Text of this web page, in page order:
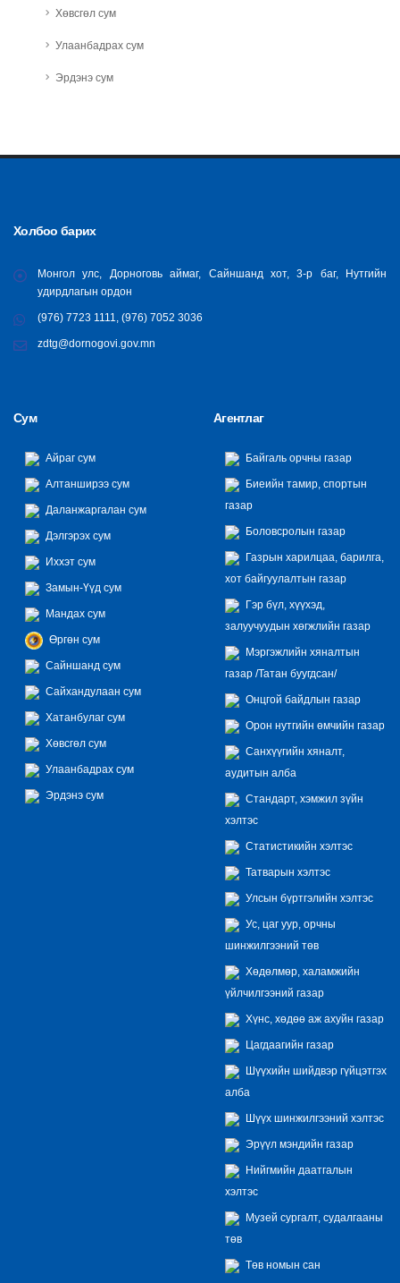
Хөвсгөл сум
Улаанбадрах сум
Эрдэнэ сум
Холбоо барих
Монгол улс, Дорноговь аймаг, Сайншанд хот, 3-р баг, Нутгийн
удирдлагын ордон
(976) 7723 1111, (976) 7052 3036
zdtg@dornogovi.gov.mn
Сум
Айраг сум
Алтанширээ сум
Даланжаргалан сум
Дэлгэрэх сум
Иххэт сум
Замын-Үүд сум
Мандах сум
Өргөн сум
Сайншанд сум
Сайхандулаан сум
Хатанбулаг сум
Хөвсгөл сум
Улаанбадрах сум
Эрдэнэ сум
Агентлаг
Байгаль орчны газар
Биеийн тамир, спортын
газар
Боловсролын газар
Газрын харилцаа, барилга,
хот байгуулалтын газар
Гэр бүл, хүүхэд,
залуучуудын хөгжлийн газар
Мэргэжлийн хяналтын
газар /Татан буугдсан/
Онцгой байдлын газар
Орон нутгийн өмчийн газар
Санхүүгийн хяналт,
аудитын алба
Стандарт, хэмжил зүйн
хэлтэс
Статистикийн хэлтэс
Татварын хэлтэс
Улсын бүртгэлийн хэлтэс
Ус, цаг уур, орчны
шинжилгээний төв
Хөдөлмөр, халамжийн
үйлчилгээний газар
Хүнс, хөдөө аж ахуйн газар
Цагдаагийн газар
Шүүхийн шийдвэр гүйцэтгэх
алба
Шүүх шинжилгээний хэлтэс
Эрүүл мэндийн газар
Нийгмийн даатгалын
хэлтэс
Музей сургалт, судалгааны
төв
Төв номын сан